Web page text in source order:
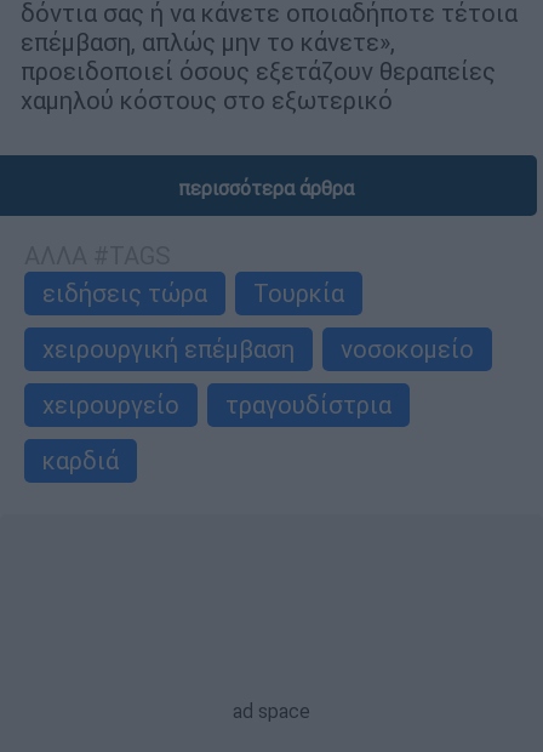
δόντια σας ή να κάνετε οποιαδήποτε τέτοια
επέμβαση, απλώς μην το κάνετε»,
προειδοποιεί όσους εξετάζουν θεραπείες
χαμηλού κόστους στο εξωτερικό
περισσότερα άρθρα
ειδήσεις τώρα
Τουρκία
χειρουργική επέμβαση
νοσοκομείο
χειρουργείο
τραγουδίστρια
καρδιά